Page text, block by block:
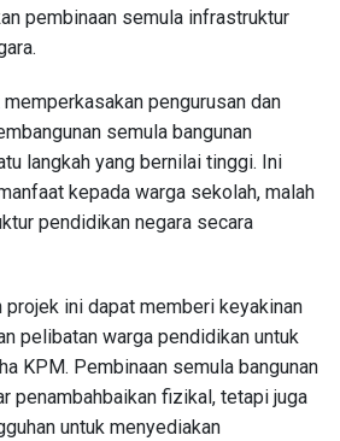
pembinaan semula infrastruktur
pengurusan dan
semula bangunan
langkah yang bernilai tinggi. Ini
kepada warga sekolah, malah
pendidikan negara secara
projek ini dapat memberi keyakinan
pelibatan warga pendidikan untuk
KPM. Pembinaan semula bangunan
penambahbaikan fizikal, tetapi juga
untuk menyediakan